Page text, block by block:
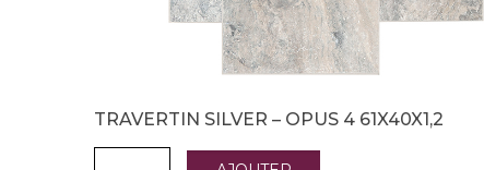
TRAVERTIN SILVER – OPUS 4 61X40X1,2